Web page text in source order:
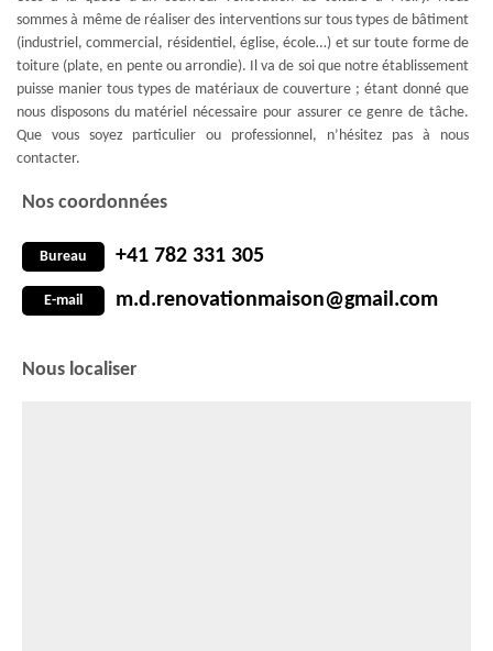
sommes à même de réaliser des interventions sur tous types de bâtiment
(industriel, commercial, résidentiel, église, école…) et sur toute forme de
toiture (plate, en pente ou arrondie). Il va de soi que notre établissement
puisse manier tous types de matériaux de couverture ; étant donné que
nous disposons du matériel nécessaire pour assurer ce genre de tâche.
Que vous soyez particulier ou professionnel, n’hésitez pas à nous
contacter.
Nos coordonnées
Bureau +41 782 331 305
E-mail m.d.renovationmaison@gmail.com
Nous localiser